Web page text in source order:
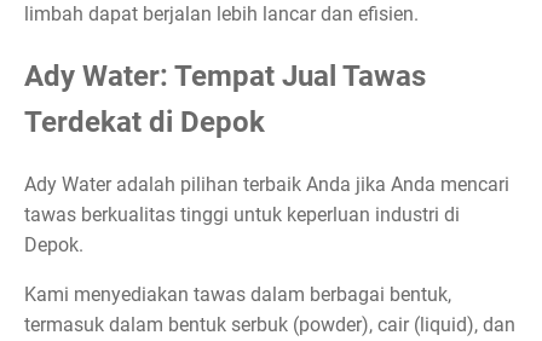
limbah dapat berjalan lebih lancar dan efisien.
Ady Water: Tempat Jual Tawas
Terdekat di Depok
Ady Water adalah pilihan terbaik Anda jika Anda mencari
tawas berkualitas tinggi untuk keperluan industri di
Depok.
Kami menyediakan tawas dalam berbagai bentuk,
termasuk dalam bentuk serbuk (powder), cair (liquid), dan